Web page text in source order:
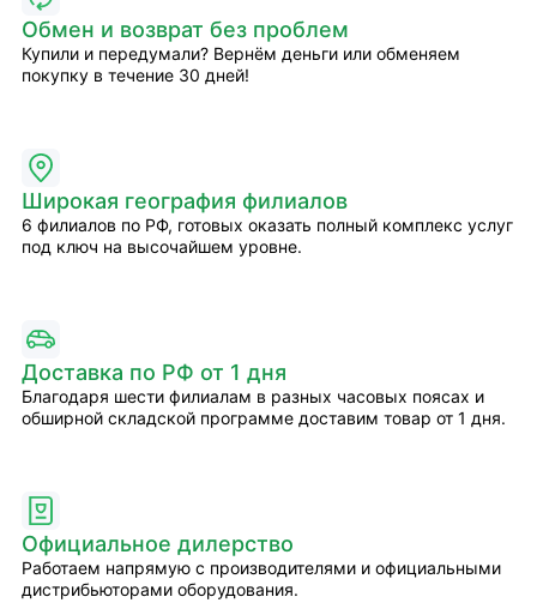
Обмен и возврат без проблем
Купили и передумали? Вернём деньги или обменяем
покупку в течение 30 дней!
Широкая география филиалов
6 филиалов по РФ, готовых оказать полный комплекс услуг
под ключ на высочайшем уровне.
Доставка по РФ от 1 дня
Благодаря шести филиалам в разных часовых поясах и
обширной складской программе доставим товар от 1 дня.
Официальное дилерство
Работаем напрямую с производителями и официальными
дистрибьюторами оборудования.